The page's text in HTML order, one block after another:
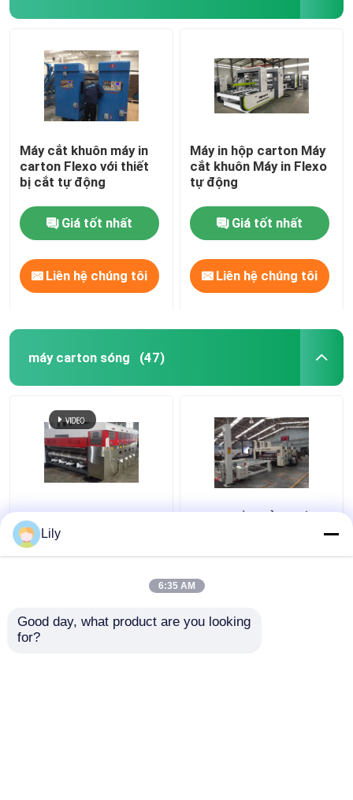
Máy cắt khuôn máy in
carton Flexo với thiết
bị cắt tự động
Giá tốt nhất
Liên hệ chúng tôi
Máy in hộp carton Máy
cắt khuôn Máy in Flexo
tự động
Giá tốt nhất
Liên hệ chúng tôi
máy carton sóng (47)
Máy đóng thùng sóng
Jumbo Dây chuyền
đóng gói thùng carton
Dây chuyền sản xuất
Lily
6:35 AM
Good day, what product are you looking
for?